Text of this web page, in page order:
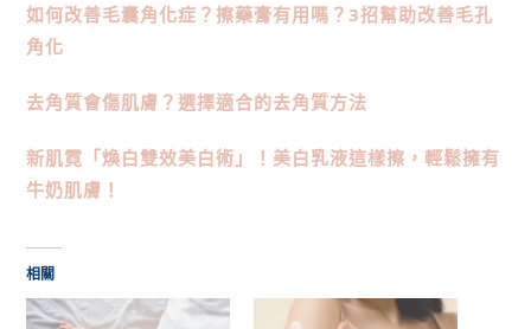
如何改善毛囊角化症？擦藥膏有用嗎？3招幫助改善毛孔
角化
去角質會傷肌膚？選擇適合的去角質方法
新肌霓「煥白雙效美白術」！美白乳液這樣擦，輕鬆擁有
牛奶肌膚！
相關